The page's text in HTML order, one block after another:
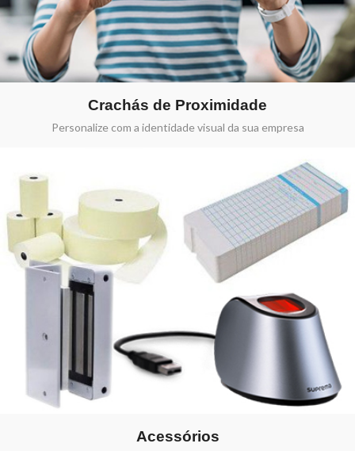
Crachás de Proximidade
Personalize com a identidade visual da sua empresa
Acessórios